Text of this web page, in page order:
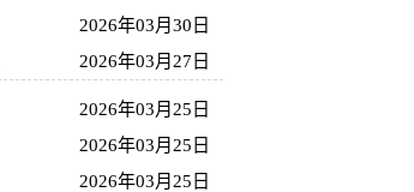
2026年03月30日
2026年03月27日
2026年03月25日
2026年03月25日
2026年03月25日